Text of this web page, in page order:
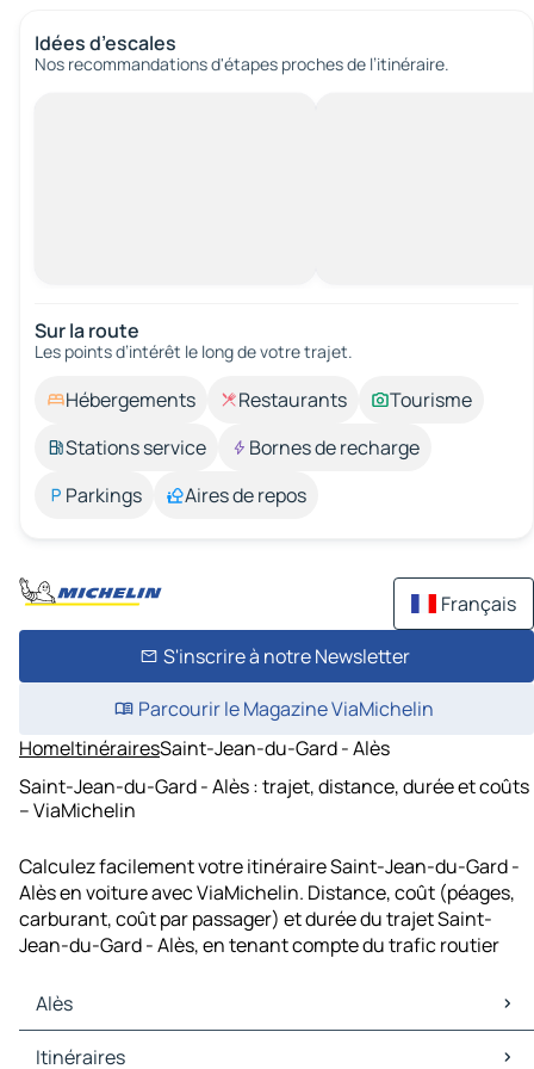
Idées d’escales
Nos recommandations d'étapes proches de l’itinéraire.
Sur la route
Les points d’intérêt le long de votre trajet.
Hébergements Restaurants
Tourisme
Stations service
Bornes de recharge
Parkings
Aires de repos
Français
S'inscrire à notre Newsletter
Parcourir le Magazine ViaMichelin
HomeItinérairesSaint-Jean-du-Gard - Alès
Saint-Jean-du-Gard - Alès : trajet, distance, durée et coûts
– ViaMichelin
Calculez facilement votre itinéraire Saint-Jean-du-Gard -
Alès en voiture avec ViaMichelin. Distance, coût (péages,
carburant, coût par passager) et durée du trajet Saint-
Jean-du-Gard - Alès, en tenant compte du trafic routier
Alès
Alès Cartes et plans
Itinéraires